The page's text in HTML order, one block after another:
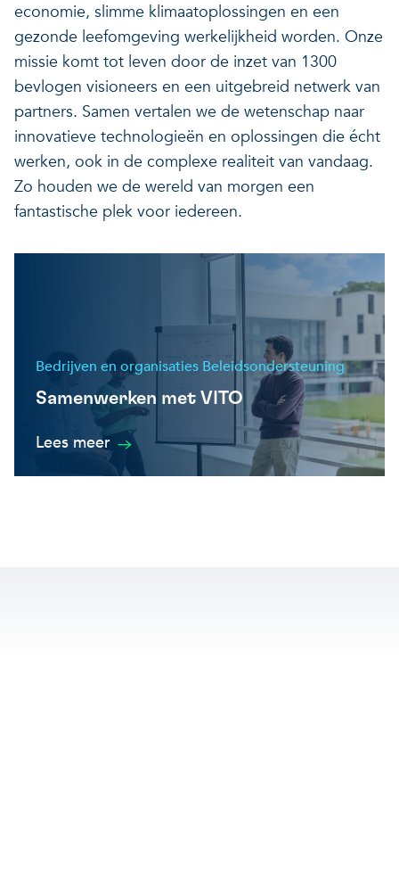
economie, slimme klimaatoplossingen en een
gezonde leefomgeving werkelijkheid worden. Onze
missie komt tot leven door de inzet van 1300
bevlogen visioneers en een uitgebreid netwerk van
partners. Samen vertalen we de wetenschap naar
innovatieve technologieën en oplossingen die écht
werken, ook in de complexe realiteit van vandaag.
Zo houden we de wereld van morgen een
fantastische plek voor iedereen.
Bedrijven en organisaties Beleidsondersteuning
Samenwerken met VITO
Lees meer